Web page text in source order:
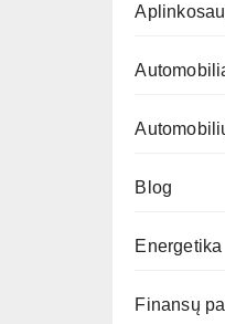
Blog
Energetika
Finansų